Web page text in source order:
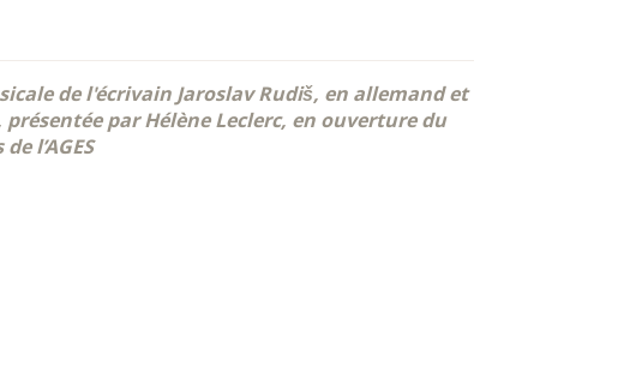
de l'écrivain Jaroslav Rudiš, en allemand et
par Hélène Leclerc, en ouverture du
l’AGES